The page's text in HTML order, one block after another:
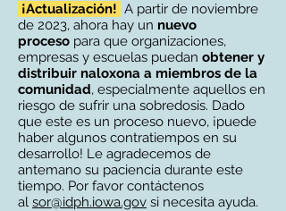
¡Actualización! A partir de noviembre
de 2023, ahora hay un nuevo
proceso para que organizaciones,
empresas y escuelas puedan obtener y
distribuir naloxona a miembros de la
comunidad, especialmente aquellos en
riesgo de sufrir una sobredosis. Dado
que este es un proceso nuevo, ¡puede
haber algunos contratiempos en su
desarrollo! Le agradecemos de
antemano su paciencia durante este
tiempo. Por favor contáctenos
al sor@idph.iowa.gov si necesita ayuda.